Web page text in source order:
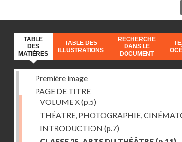
TABLE
DES
MATIÈRES
TABLE DES
ILLUSTRATIONS
RECHERCHE
DANS LE
DOCUMENT
Première image
PAGE DE TITRE
VOLUME X(p.5)
THÉATRE, PHOTOGRAPHIE,
INTRODUCTION (p.7)